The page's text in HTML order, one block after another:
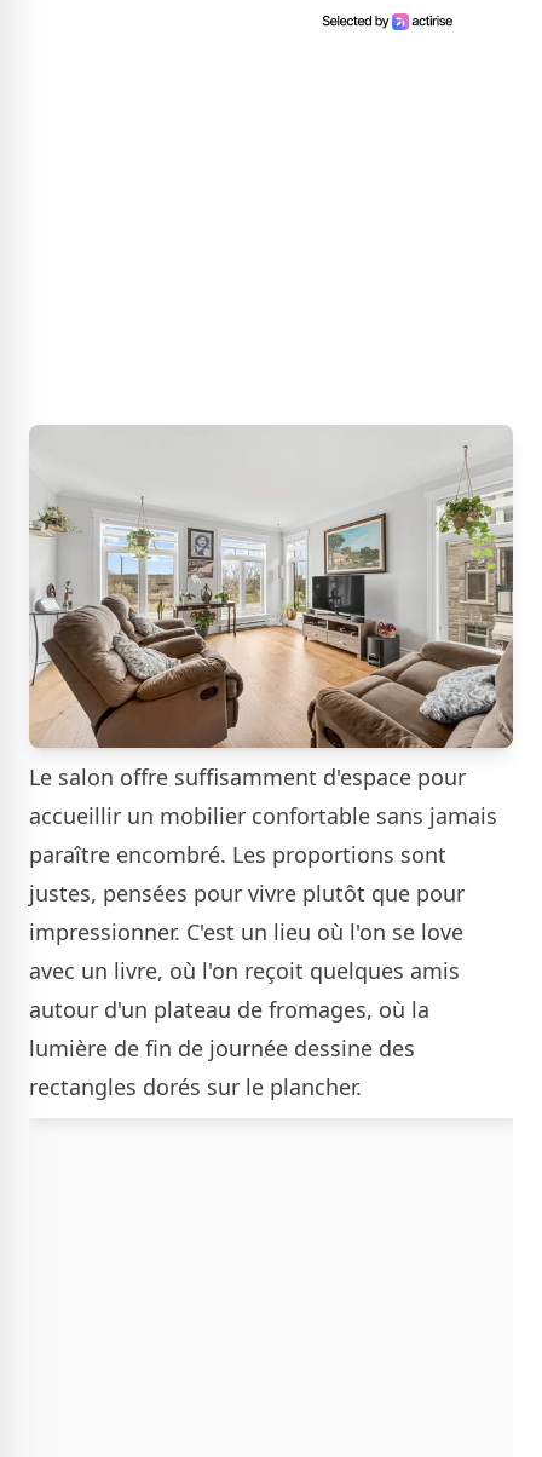
Le salon offre suffisamment d'espace pour
accueillir un mobilier confortable sans jamais
paraître encombré. Les proportions sont
justes, pensées pour vivre plutôt que pour
impressionner. C'est un lieu où l'on se love
avec un livre, où l'on reçoit quelques amis
autour d'un plateau de fromages, où la
lumière de fin de journée dessine des
rectangles dorés sur le plancher.